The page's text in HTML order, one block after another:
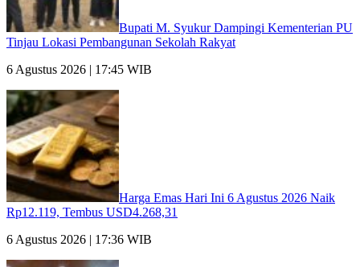
Bupati M. Syukur Dampingi Kementerian PU
Tinjau Lokasi Pembangunan Sekolah Rakyat
6 Agustus 2026 | 17:45 WIB
Harga Emas Hari Ini 6 Agustus 2026 Naik
Rp12.119, Tembus USD4.268,31
6 Agustus 2026 | 17:36 WIB